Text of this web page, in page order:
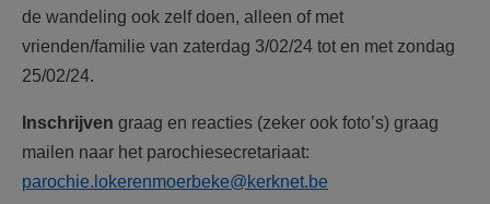
de wandeling ook zelf doen, alleen of met
vrienden/familie van zaterdag 3/02/24 tot en met zondag
25/02/24.
Inschrijven graag en reacties (zeker ook foto’s) graag
mailen naar het parochiesecretariaat:
parochie.lokerenmoerbeke@kerknet.be